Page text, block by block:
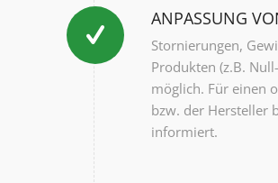
ANPASSUNG
Stornierungen,
Produkten (z.B.
möglich. Für einen
bzw. der Hersteller
informiert.